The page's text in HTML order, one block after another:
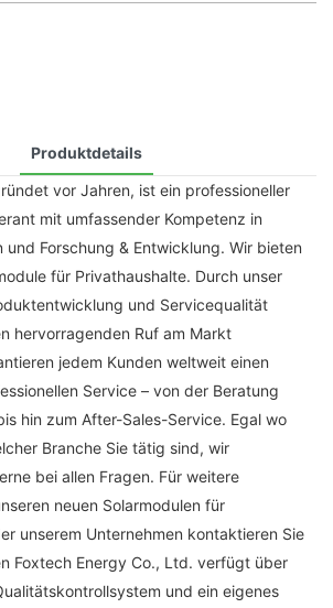
Produktdetails
vor Jahren, ist ein professioneller
mit umfassender Kompetenz in
und Forschung & Entwicklung. Wir bieten
für Privathaushalte. Durch unser
und Servicequalität
hervorragenden Ruf am Markt
jedem Kunden weltweit einen
Service – von der Beratung
hin zum After-Sales-Service. Egal wo
Branche Sie tätig sind, wir
bei allen Fragen. Für weitere
neuen Solarmodulen für
unserem Unternehmen kontaktieren Sie
Foxtech Energy Co., Ltd. verfügt über
und ein eigenes